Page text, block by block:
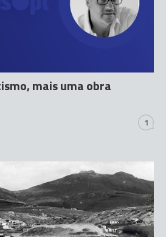
mais uma obra
1